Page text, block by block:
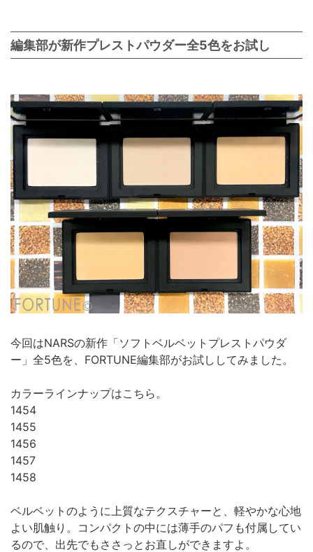
編集部が新作プレストパウダー全5色をお試し
今回はNARSの新作「ソフトベルベットプレストパウダ
ー」全5色を、FORTUNE編集部がお試ししてみました。
カラーラインナップはこちら。
1454
1455
1456
1457
1458
ベルベットのように上質なテクスチャーと、軽やかな心地
よい肌触り。コンパクトの中には薄手のパフも付属してい
るので、出先でもささっとお直しができますよ。